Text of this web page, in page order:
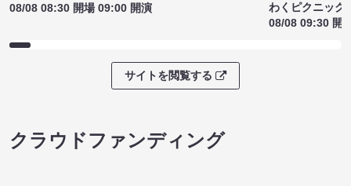
08/08 08:30 開場 09:00 開演
わくピクニック
08/08 09:30 開
サイトを閲覧する
クラウドファンディング